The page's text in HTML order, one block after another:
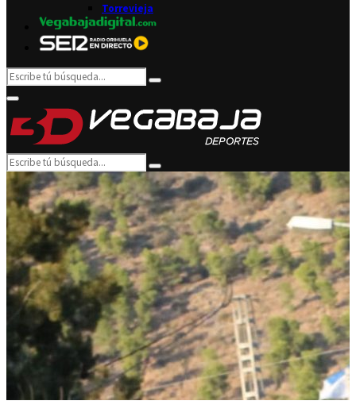
Torrevieja
Search
for:
Search
Primary
Menu
Search
for:
Search